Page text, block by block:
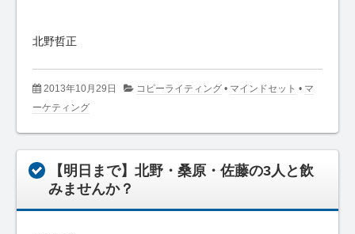
北野哲正
2013年10月29日 コピーライティング • マインドセット • マ
ーケティング
【明日まで】北野・桑原・佐藤の3人と飲
みませんか？